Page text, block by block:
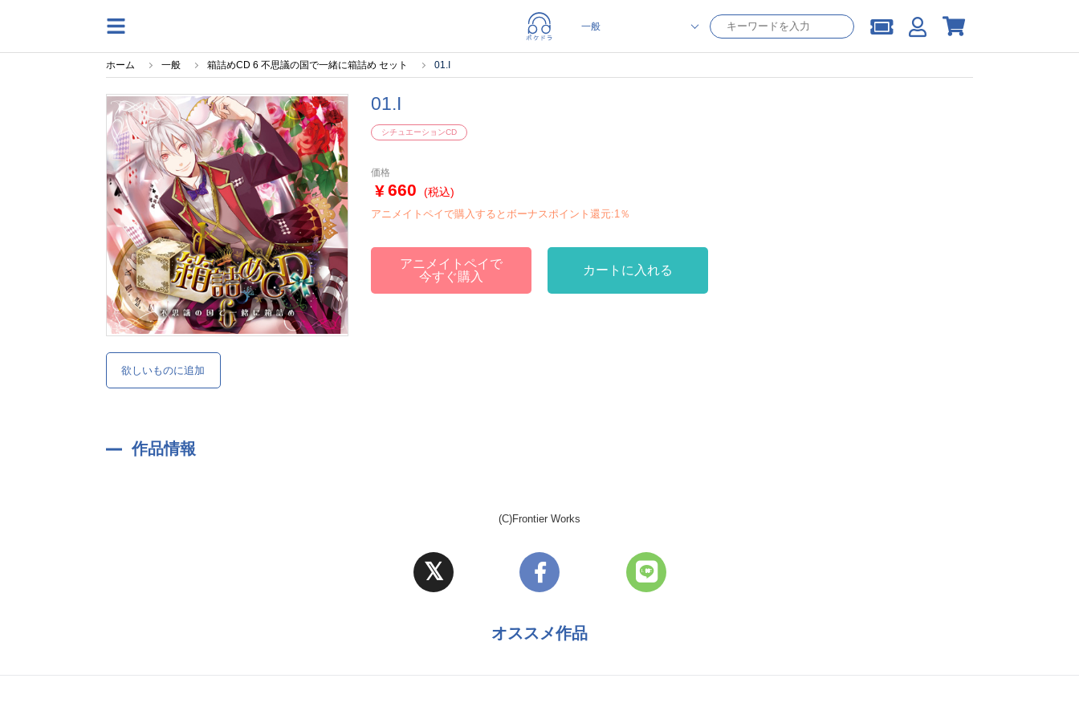
ホーム 一般 箱詰めCD 6 不思議の国で一緒に箱詰め セット 01.I
欲しいものに追加
01.I
シチュエーションCD
価格
660 (税込)
アニメイトペイで購入するとボーナスポイント還元:1％
アニメイトペイで
今すぐ購入
カートに入れる
作品情報
(C)Frontier Works
オススメ作品